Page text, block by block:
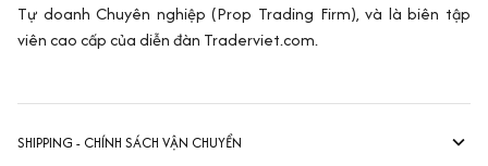
Tự doanh Chuyên nghiệp (Prop Trading Firm), và là biên tập
viên cao cấp của diễn đàn Traderviet.com.
SHIPPING - CHÍNH SÁCH VẬN CHUYỂN